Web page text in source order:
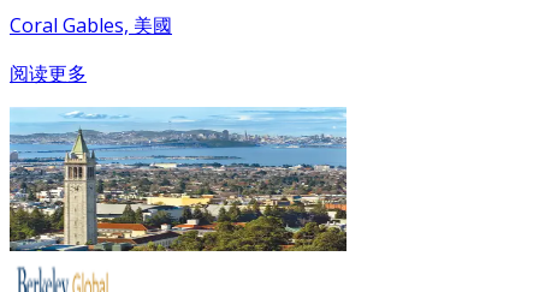
Coral Gables, 美國
阅读更多